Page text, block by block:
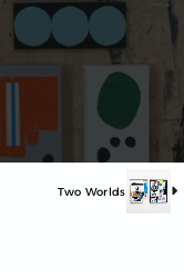
Two Worlds